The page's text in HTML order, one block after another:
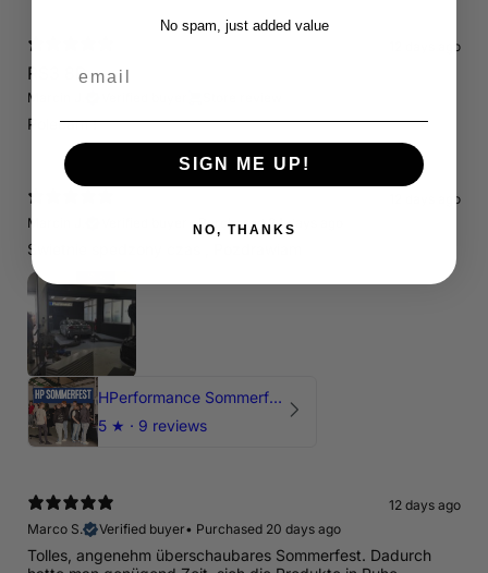
12 days ago
RS3 8P
Marcin J.
Polecam !
12 days ago
Marcin J.
•Purchased 24 days ago
Świetnie spedzony czas , Pozdrawiam
HPerformance Sommerfest 2026
5 ★ · 9 reviews
12 days ago
Marco S.
Verified buyer• Purchased 20 days ago
Tolles, angenehm überschaubares Sommerfest. Dadurch
No spam, just added value
SIGN ME UP!
NO, THANKS